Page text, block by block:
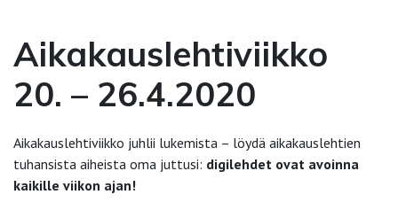
Aikakauslehtiviikko
20. – 26.4.2020
Aikakauslehtiviikko juhlii lukemista – löydä aikakauslehtien
tuhansista aiheista oma juttusi: digilehdet ovat avoinna
kaikille viikon ajan!